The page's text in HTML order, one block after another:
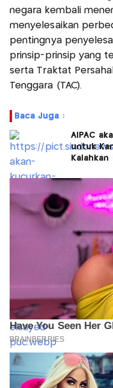
negara kembali
menyelesaikan
pentingnya
prinsip-prinsip yang
serta Traktat
Tenggara (TAC).
Baca Juga :
AIPAC
untuk
Kalahkan